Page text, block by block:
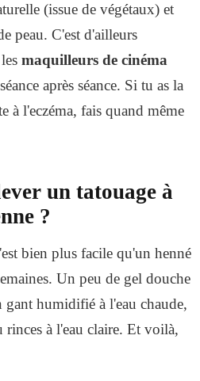
(issue de végétaux) et
peau. C'est d'ailleurs
maquilleurs de cinéma
après séance. Si tu as la
à l'eczéma, fais quand même
un tatouage à
?
bien plus facile qu'un henné
Un peu de gel douche
humidifié à l'eau chaude,
rinces à l'eau claire. Et voilà,